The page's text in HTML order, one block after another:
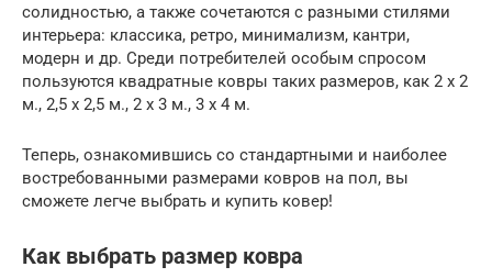
солидностью, а также сочетаются с разными стилями
интерьера: классика, ретро, минимализм, кантри,
модерн и др. Среди потребителей особым спросом
пользуются квадратные ковры таких размеров, как 2 x 2
м., 2,5 x 2,5 м., 2 x 3 м., 3 x 4 м.
Теперь, ознакомившись со стандартными и наиболее
востребованными размерами ковров на пол, вы
сможете легче выбрать и купить ковер!
Как выбрать размер ковра